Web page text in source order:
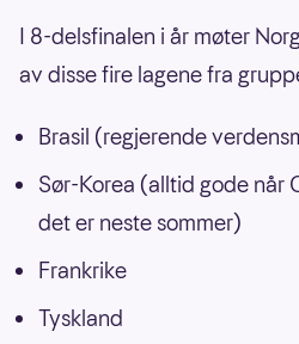
I 8-delsfinalen i år møter
av disse fire lagene fra
Brasil (regjerende
Sør-Korea (alltid gode når
det er neste sommer)
Frankrike
Tyskland